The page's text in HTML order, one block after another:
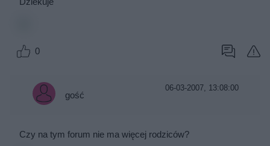
0
gość
06-03-2007, 13:08:00
Czy na tym forum nie ma więcej rodziców?